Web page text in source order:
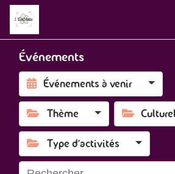
Événements
Événements à venir
Thème
Type d'activités